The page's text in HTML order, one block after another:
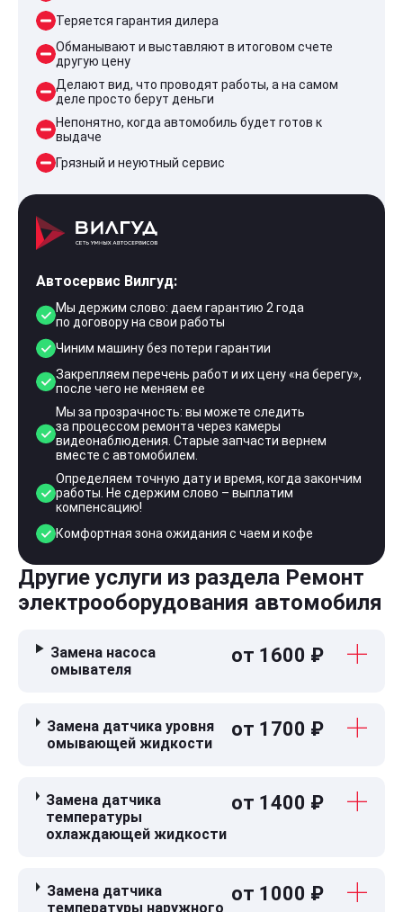
Теряется гарантия дилера
Обманывают и выставляют в итоговом счете
другую цену
Делают вид, что проводят работы, а на самом
деле просто берут деньги
Непонятно, когда автомобиль будет готов к
выдаче
Грязный и неуютный сервис
Автосервис Вилгуд:
Мы держим слово: даем гарантию 2 года
по договору на свои работы
Чиним машину без потери гарантии
Закрепляем перечень работ и их цену «на берегу»,
после чего не меняем ее
Мы за прозрачность: вы можете следить
за процессом ремонта через камеры
видеонаблюдения. Старые запчасти вернем
вместе с автомобилем.
Определяем точную дату и время, когда закончим
работы. Не сдержим слово – выплатим
компенсацию!
Комфортная зона ожидания с чаем и кофе
Другие услуги из раздела Ремонт
электрооборудования автомобиля
Замена насоса
омывателя
от 1600 ₽
Замена датчика уровня
омывающей жидкости
от 1700 ₽
Замена датчика
температуры
охлаждающей жидкости
от 1400 ₽
Замена датчика
температуры наружного
от 1000 ₽